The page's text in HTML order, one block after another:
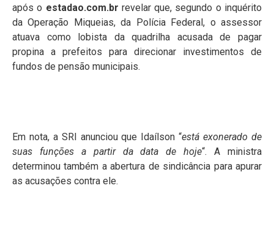
após o estadao.com.br revelar que, segundo o inquérito
da Operação Miqueias, da Polícia Federal, o assessor
atuava como lobista da quadrilha acusada de pagar
propina a prefeitos para direcionar investimentos de
fundos de pensão municipais.
Em nota, a SRI anunciou que Idaílson “está exonerado de
suas funções a partir da data de hoje“. A ministra
determinou também a abertura de sindicância para apurar
as acusações contra ele.